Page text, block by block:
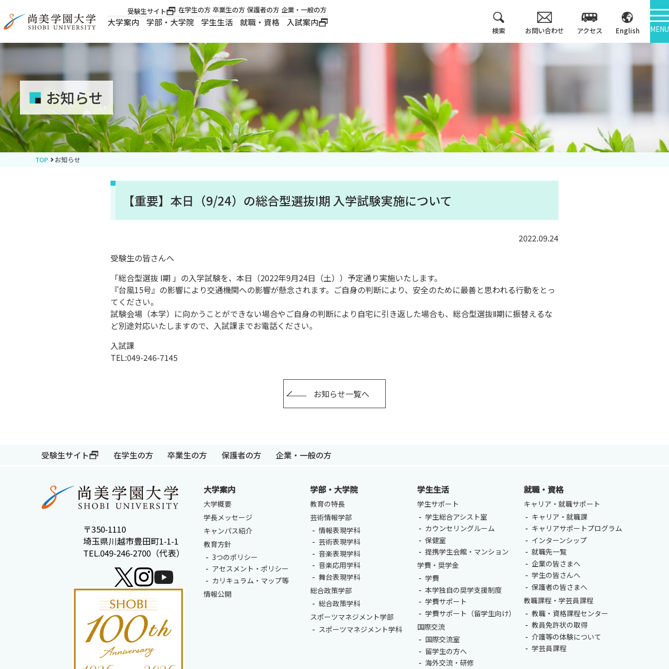
受験生サイト 在学生の方 卒業生の方 保護者の方 企業・一般の方
大学案内 学部・大学院 学生生活 就職・資格 入試案内
検索 お問い合わせ アクセス English MENU
学部・大学院
学生生活
大学案内
建学の精神
ロゴマーク・公式キ
ャラクター
教育方針
カリキュラム・マッ
プ等
キャンパス紹介
中期計画
受験生サイト 在学生の方 保護者の方 企業・一般の方 ENGLISH
総合認証基盤システム（要ログイン）
お知らせ
TOP お知らせ
【重要】本日（9/24）の総合型選抜Ⅰ期 入学試験実施について
2022.09.24
受験生の皆さんへ
「総合型選抜 Ⅰ期 」の入学試験を、本日（2022年9月24日（土））予定通り実施いたします。
『台風15号』の影響により交通機関への影響が懸念されます。ご自身の判断により、安全のために最善と思われる行動をとっ
てください。
試験会場（本学）に向かうことができない場合やご自身の判断により自宅に引き返した場合も、総合型選抜Ⅱ期に振替えるな
ど別途対応いたしますので、入試課までお電話ください。
入試課
TEL:049-246-7145
お知らせ一覧へ
受験生サイト 在学生の方 卒業生の方 保護者の方 企業・一般の方
〒350-1110
埼玉県川越市豊田町1-1-1
TEL.049-246-2700（代表）
大学案内
大学概要
学長メッセージ
キャンパス紹介
教育方針
3つのポリシー
アセスメント・ポリシー
カリキュラム・マップ等
情報公開
学部・大学院
教育の特長
芸術情報学部
情報表現学科
芸術表現学科
音楽表現学科
音楽応用学科
舞台表現学科
総合政策学部
総合政策学科
スポーツマネジメント学部
スポーツマネジメント学科
学生生活
学生サポート
学生総合アシスト室
カウンセリングルーム
保健室
提携学生会館・マンション
学費・奨学金
学費
本学独自の奨学支援制度
学費サポート
学費サポート（留学生向け）
国際交流
国際交流室
留学生の方へ
海外交流・研修
就職・資格
キャリア・就職サポート
キャリア・就職課
キャリアサポートプログラム
インターンシップ
就職先一覧
企業の皆さまへ
学生の皆さんへ
保護者の皆さまへ
教職課程・学芸員課程
教職・資格課程センター
教員免許状の取得
介護等の体験について
学芸員課程